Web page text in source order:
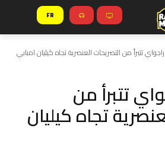
FR
تتبرأ من التصريحات العنصرية تجاه كيليان امبابي
تتبرأ من
تجاه كيليان